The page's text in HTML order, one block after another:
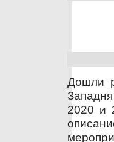
Дошли
2020 и